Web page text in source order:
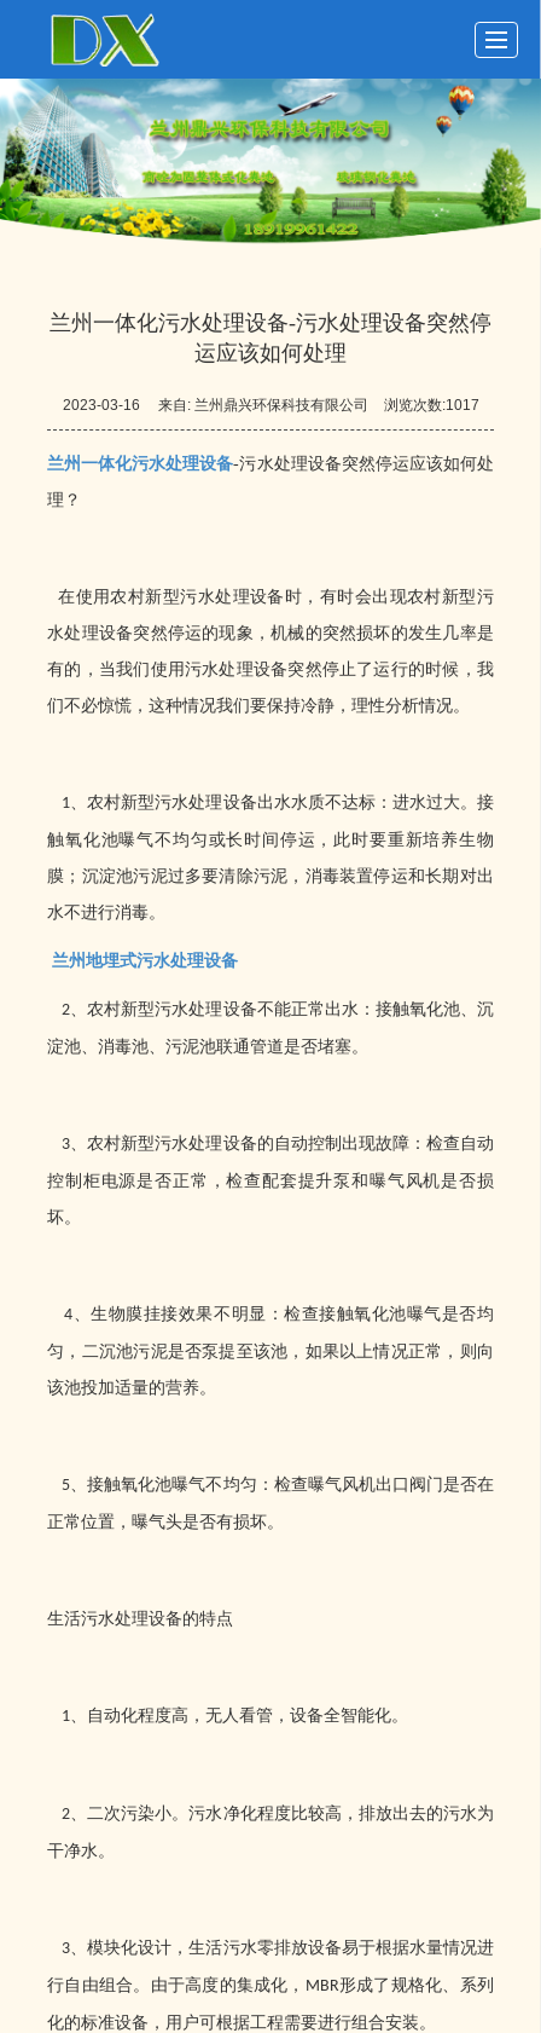
首页 玻璃钢化粪池 化粪池动态 化粪池展示关于鼎兴留言反馈联系我们 LBS
兰州一体化污水处理设备-污水处理设备突然停
运应该如何处理
2023-03-16 来自: 兰州鼎兴环保科技有限公司 浏览次数:1017
兰州一体化污水处理设备-污水处理设备突然停运应该如何处
理？
在使用农村新型污水处理设备时，有时会出现农村新型污
水处理设备突然停运的现象，机械的突然损坏的发生几率是
有的，当我们使用污水处理设备突然停止了运行的时候，我
们不必惊慌，这种情况我们要保持冷静，理性分析情况。
1、农村新型污水处理设备出水水质不达标：进水过大。接
触氧化池曝气不均匀或长时间停运，此时要重新培养生物
膜；沉淀池污泥过多要清除污泥，消毒装置停运和长期对出
水不进行消毒。
兰州地埋式污水处理设备
2、农村新型污水处理设备不能正常出水：接触氧化池、沉
淀池、消毒池、污泥池联通管道是否堵塞。
3、农村新型污水处理设备的自动控制出现故障：检查自动
控制柜电源是否正常，检查配套提升泵和曝气风机是否损
坏。
4、生物膜挂接效果不明显：检查接触氧化池曝气是否均
匀，二沉池污泥是否泵提至该池，如果以上情况正常，则向
该池投加适量的营养。
5、接触氧化池曝气不均匀：检查曝气风机出口阀门是否在
正常位置，曝气头是否有损坏。
生活污水处理设备的特点
1、自动化程度高，无人看管，设备全智能化。
2、二次污染小。污水净化程度比较高，排放出去的污水为
干净水。
3、模块化设计，生活污水零排放设备易于根据水量情况进
行自由组合。由于高度的集成化， MBR形成了规格化、系列
化的标准设备，用户可根据工程需要进行组合安装。